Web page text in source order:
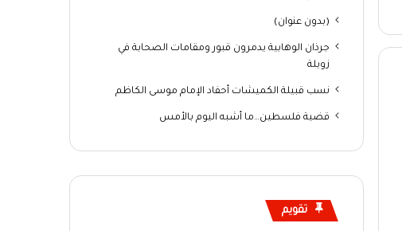
(بدون عنوان)
جرذان الوهابية يدمرون قبور ومقامات الصحابة في
زويلة
نسب قبيلة الكميشات أحفاد الإمام موسى الكاظم
قضية فلسطين…ما أشبه اليوم بالأمس
تقويم